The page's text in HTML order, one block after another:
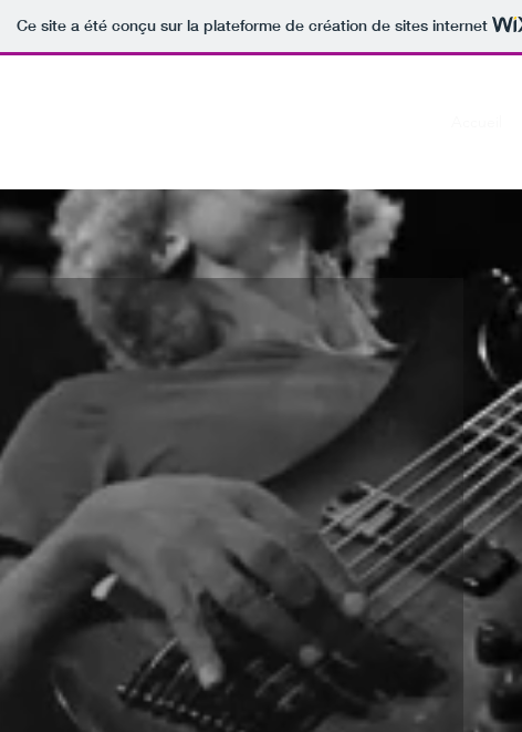
Ce site a été conçu sur la plateforme de création de sites internet